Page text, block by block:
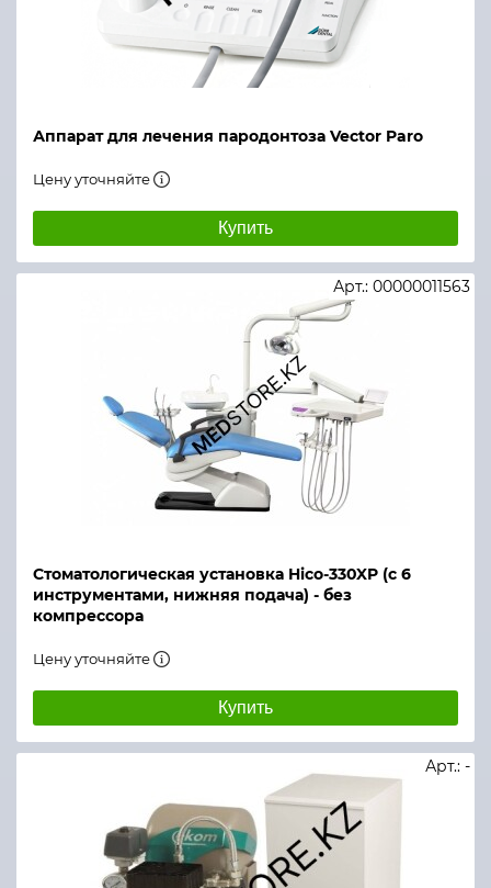
Аппарат для лечения пародонтоза Vector Paro
Цену уточняйте
Купить
Стоматологическая установка Hico-330XP (с 6
инструментами, нижняя подача) - без
компрессора
Арт.: 00000011563
Цену уточняйте
Купить
Арт.: -